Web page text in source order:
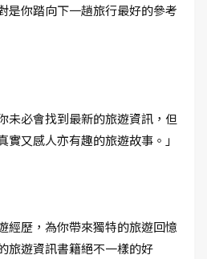
是你踏向下一趟旅行最好的參考
未必會找到最新的旅遊資訊，但
又感人亦有趣的旅遊故事。」
經歷，為你帶來獨特的旅遊回憶
旅遊資訊書籍絕不一樣的好